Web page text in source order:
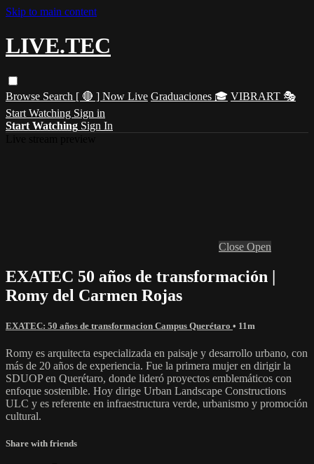
Skip to main content
LIVE.TEC
Browse Search [ 🔴 ] Now Live Graduaciones 🎓 VIBRART 🎭
Start Watching Sign in
Start Watching Sign In
Close Open
EXATEC 50 años de transformación |
Romy del Carmen Rojas
EXATEC: 50 años de transformacion Campus Querétaro • 11m
Romy es arquitecta especializada en paisaje y desarrollo urbano, con
más de 20 años de experiencia. Fue la primera mujer en dirigir la
SDUOP en Querétaro, donde lideró proyectos emblemáticos con
enfoque sostenible. Hoy dirige Urban Landscape Constructions
ULC y es referente en infraestructura verde, urbanismo y promoción
cultural.
Share with friends